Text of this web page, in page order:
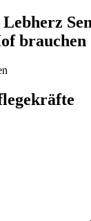
Lebherz
brauchen